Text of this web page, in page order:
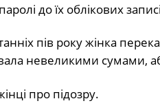
до їх облікових
пів року жінка
невеликими сумами,
про підозру.